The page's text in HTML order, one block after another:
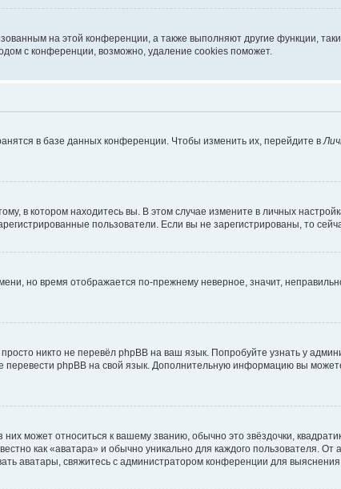
на этой конференции, а также выполняют другие функции,
с конференции, возможно, удаление cookies поможет.
в базе данных конференции. Чтобы изменить их, перейдите в
в котором находитесь вы. В этом случае измените в личных
пользователи. Если вы не зарегистрированы, то
но время отображается по-прежнему неверное, значит,
никто не перевёл phpBB на ваш язык. Попробуйте узнать у
перевести phpBB на свой язык. Дополнительную информацию вы
может относиться к вашему званию, обычно это звёздочки,
как «аватара» и обычно уникально для каждого пользователя.
аватары, свяжитесь с администратором конференции для выяснения